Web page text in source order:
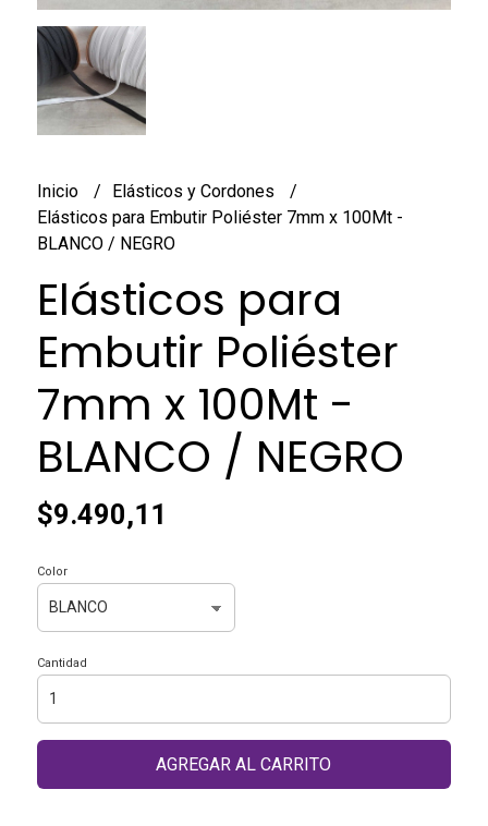
Inicio
Elásticos y Cordones
Elásticos para Embutir Poliéster 7mm x 100Mt -
BLANCO / NEGRO
Elásticos para
Embutir Poliéster
7mm x 100Mt -
BLANCO / NEGRO
$9.490,11
Color
Cantidad
AGREGAR AL CARRITO